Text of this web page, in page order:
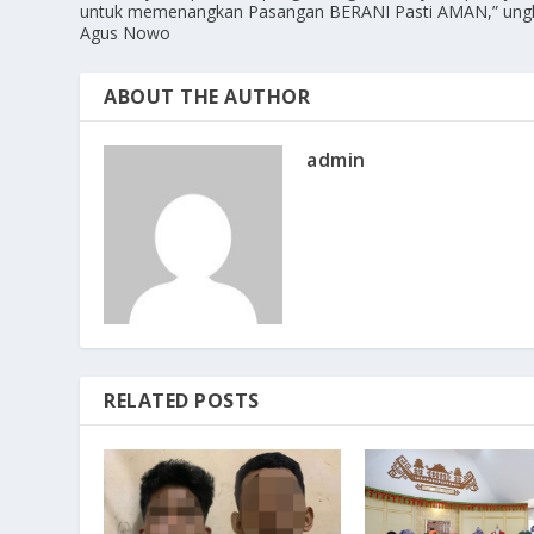
untuk memenangkan Pasangan BERANI Pasti AMAN,”
Agus Nowo
ABOUT THE AUTHOR
admin
RELATED POSTS